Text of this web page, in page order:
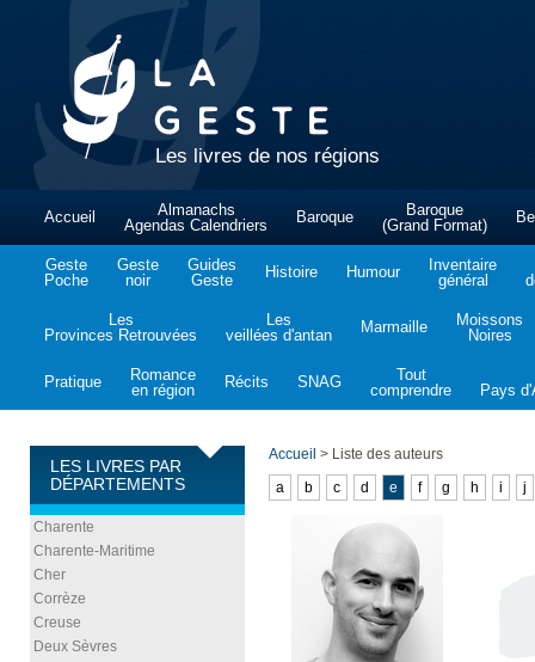
Les livres de nos régions
Accueil
Almanachs
Agendas Calendriers
Baroque
Baroque
(Grand Format)
Geste
Poche
Geste
noir
Guides
Geste
Histoire Humour
Inventaire
général
Les
Provinces Retrouvées
Les
veillées d'antan
Marmaille
Moissons
Noires
Pratique
Romance
en région
Récits SNAG
Tout
comprendre
Pays
LES LIVRES PAR
DÉPARTEMENTS
Charente
Charente-Maritime
Cher
Corrèze
Creuse
Deux Sèvres
Accueil > Liste des auteurs
a
b c d e f g h i j